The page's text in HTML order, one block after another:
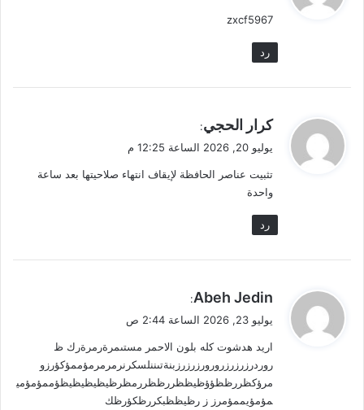
ل
zxcf5967
رد
ي
ل
كرار الحجي:
يوليو 20, 2026 الساعة 12:25 م
تثبيت عناصر الحافظة لإيقاف انتهاء صلاحيتها بعد ساعة
واحدة
رد
ي
ل
Abeh Jedin
:
يوليو 23, 2026 الساعة 2:44 ص
اريد هدشوت كله بلون الاحمر مستىمرةرمرةرك ظ
روردرزرزرزرورورزرزرزبنةتىننلسكرنرمرمرمؤممؤكؤرزو
مرؤكظررظظؤؤظيظظررظظررمظرظيظيظيظيظؤممؤمؤمي
مؤمؤيممؤمرز ز رظيظظبكررظكؤرظك